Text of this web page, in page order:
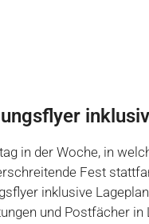
in der Woche, in
Fest
inklusive Lageplan
und Postfächer